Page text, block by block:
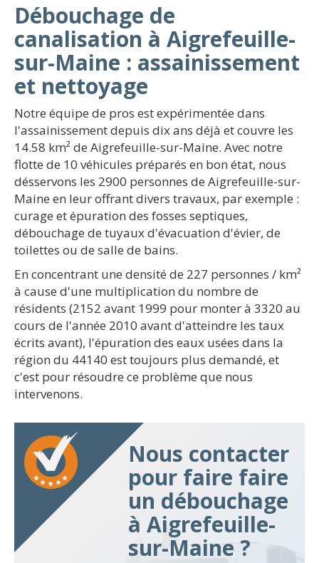
Débouchage de
canalisation à Aigrefeuille-
sur-Maine : assainissement
et nettoyage
Notre équipe de pros est expérimentée dans
l'assainissement depuis dix ans déjà et couvre les
14.58 km² de Aigrefeuille-sur-Maine. Avec notre
flotte de 10 véhicules préparés en bon état, nous
désservons les 2900 personnes de Aigrefeuille-sur-
Maine en leur offrant divers travaux, par exemple :
curage et épuration des fosses septiques,
débouchage de tuyaux d'évacuation d'évier, de
toilettes ou de salle de bains.
En concentrant une densité de 227 personnes / km²
à cause d'une multiplication du nombre de
résidents (2152 avant 1999 pour monter à 3320 au
cours de l'année 2010 avant d'atteindre les taux
écrits avant), l'épuration des eaux usées dans la
région du 44140 est toujours plus demandé, et
c'est pour résoudre ce problème que nous
intervenons.
Nous contacter
pour faire faire
un débouchage
à Aigrefeuille-
sur-Maine ?